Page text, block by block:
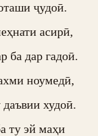
ҷудоӣ.
асирӣ,
ба дар гадоӣ.
ноумедӣ,
худоӣ.
ту эй маҳи